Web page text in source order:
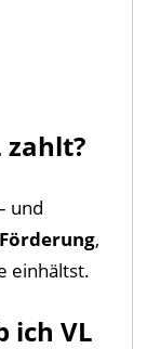
zahlt?
und
,
einhältst.
ich VL